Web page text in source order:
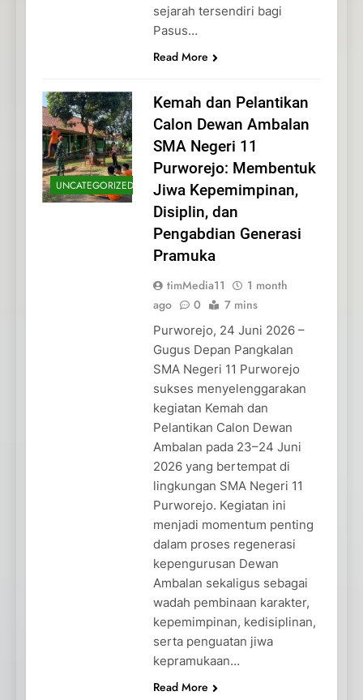
sejarah tersendiri bagi
Pasus…
Read More
UNCATEGORIZED
Kemah dan Pelantikan
Calon Dewan Ambalan
SMA Negeri 11
Purworejo: Membentuk
Jiwa Kepemimpinan,
Disiplin, dan
Pengabdian Generasi
Pramuka
timMedia11
1 month
ago
0 7 mins
Purworejo, 24 Juni 2026 –
Gugus Depan Pangkalan
SMA Negeri 11 Purworejo
sukses menyelenggarakan
kegiatan Kemah dan
Pelantikan Calon Dewan
Ambalan pada 23–24 Juni
2026 yang bertempat di
lingkungan SMA Negeri 11
Purworejo. Kegiatan ini
menjadi momentum penting
dalam proses regenerasi
kepengurusan Dewan
Ambalan sekaligus sebagai
wadah pembinaan karakter,
kepemimpinan, kedisiplinan,
serta penguatan jiwa
kepramukaan…
Read More